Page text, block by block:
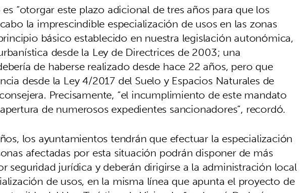
“otorgar este plazo adicional de tres años para que los
la imprescindible especialización de usos en las zonas
básico establecido en nuestra legislación autonómica,
desde la Ley de Directrices de 2003; una
de haberse realizado desde hace 22 años, pero que
desde la Ley 4/2017 del Suelo y Espacios Naturales de
Precisamente, “el incumplimiento de este mandato
de numerosos expedientes sancionadores”, recordó.
los ayuntamientos tendrán que efectuar la especialización
afectadas por esta situación podrán disponer de más
seguridad jurídica y deberán dirigirse a la administración local
de usos, en la misma línea que apunta el proyecto de